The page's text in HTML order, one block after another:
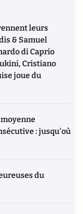
leurs
& Samuel
di Caprio
Cristiano
joue du
: jusqu'où
du